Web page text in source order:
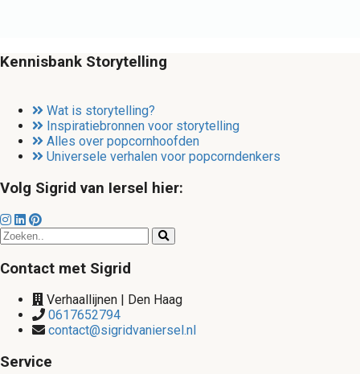
Kennisbank Storytelling
Wat is storytelling?
Inspiratiebronnen voor storytelling
Alles over popcornhoofden
Universele verhalen voor popcorndenkers
Volg Sigrid van Iersel hier:
Contact met Sigrid
Verhaallijnen | Den Haag
0617652794
contact@sigridvaniersel.nl
Service